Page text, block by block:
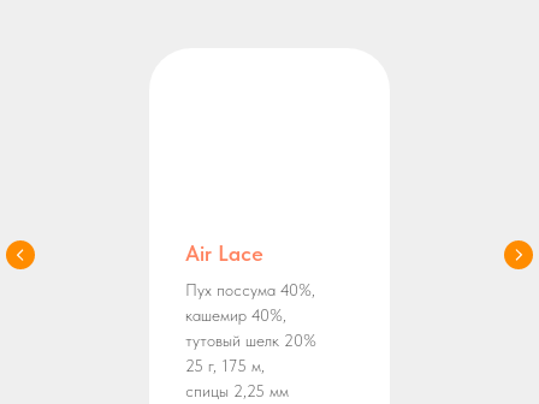
Air Lace
Пух поссума 40%,
кашемир 40%,
тутовый шелк 20%
25 г, 175 м,
спицы 2,25 мм